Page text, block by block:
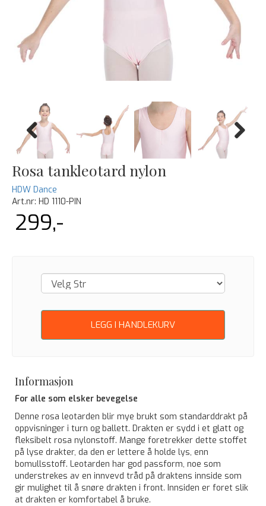
Previous
Rosa tankleotard nylon
HDW Dance
Art.nr: HD 1110-PIN
299,-
LEGG I HANDLEKURV
Informasjon
For alle som elsker bevegelse
Denne rosa leotarden blir mye brukt som standarddrakt på
oppvisninger i turn og ballett. Drakten er sydd i et glatt og
fleksibelt rosa nylonstoff. Mange foretrekker dette stoffet
på lyse drakter, da den er lettere å holde lys, enn
bomullsstoff. Leotarden har god passform, noe som
understrekes av en innvevd tråd på draktens innside som
gir mulighet til å snøre drakten i front. Innsiden er foret slik
at drakten er komfortabel å bruke.